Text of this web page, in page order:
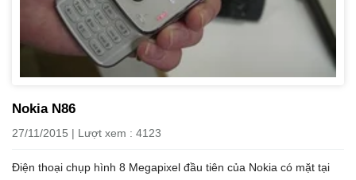
Nokia N86
27/11/2015 | Lượt xem : 4123
Điện thoại chụp hình 8 Megapixel đầu tiên của Nokia có mặt tại